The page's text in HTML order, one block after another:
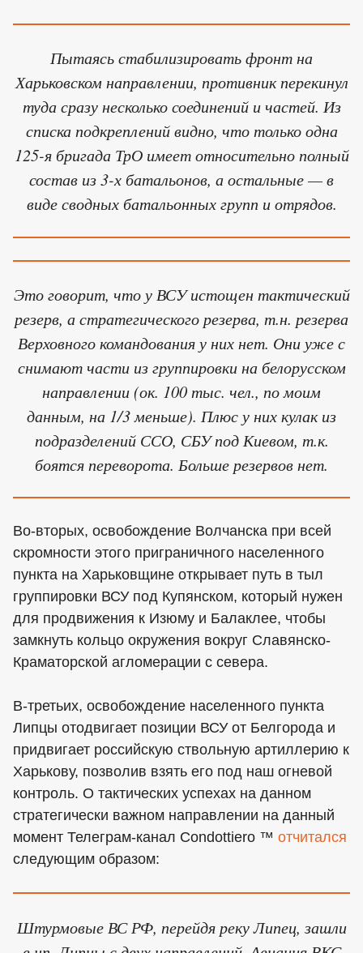
Пытаясь стабилизировать фронт на
Харьковском направлении, противник перекинул
туда сразу несколько соединений и частей. Из
списка подкреплений видно, что только одна
125-я бригада ТрО имеет относительно полный
состав из 3-х батальонов, а остальные — в
виде сводных батальонных групп и отрядов.
Это говорит, что у ВСУ истощен тактический
резерв, а стратегического резерва, т.н. резерва
Верховного командования у них нет. Они уже с
снимают части из группировки на белорусском
направлении (ок. 100 тыс. чел., по моим
данным, на 1/3 меньше). Плюс у них кулак из
подразделений ССО, СБУ под Киевом, т.к.
боятся переворота. Больше резервов нет.
Во-вторых, освобождение Волчанска при всей
скромности этого приграничного населенного
пункта на Харьковщине открывает путь в тыл
группировки ВСУ под Купянском, который нужен
для продвижения к Изюму и Балаклее, чтобы
замкнуть кольцо окружения вокруг Славянско-
Краматорской агломерации с севера.
В-третьих, освобождение населенного пункта
Липцы отодвигает позиции ВСУ от Белгорода и
придвигает российскую ствольную артиллерию к
Харькову, позволив взять его под наш огневой
контроль. О тактических успехах на данном
стратегически важном направлении на данный
момент Телеграм-канал Condottiero ™ отчитался
следующим образом:
Штурмовые ВС РФ, перейдя реку Липец, зашли